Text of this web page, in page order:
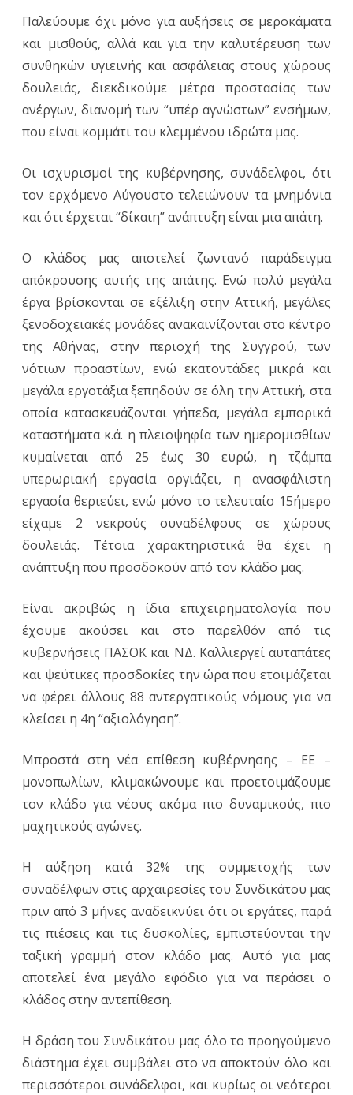
Παλεύουμε όχι μόνο για αυξήσεις σε μεροκάματα
και μισθούς, αλλά και για την καλυτέρευση των
συνθηκών υγιεινής και ασφάλειας στους χώρους
δουλειάς, διεκδικούμε μέτρα προστασίας των
ανέργων, διανομή των “υπέρ αγνώστων” ενσήμων,
που είναι κομμάτι του κλεμμένου ιδρώτα μας.
Οι ισχυρισμοί της κυβέρνησης, συνάδελφοι, ότι
τον ερχόμενο Αύγουστο τελειώνουν τα μνημόνια
και ότι έρχεται “δίκαιη” ανάπτυξη είναι μια απάτη.
Ο κλάδος μας αποτελεί ζωντανό παράδειγμα
απόκρουσης αυτής της απάτης. Ενώ πολύ μεγάλα
έργα βρίσκονται σε εξέλιξη στην Αττική, μεγάλες
ξενοδοχειακές μονάδες ανακαινίζονται στο κέντρο
της Αθήνας, στην περιοχή της Συγγρού, των
νότιων προαστίων, ενώ εκατοντάδες μικρά και
μεγάλα εργοτάξια ξεπηδούν σε όλη την Αττική, στα
οποία κατασκευάζονται γήπεδα, μεγάλα εμπορικά
καταστήματα κ.ά. η πλειοψηφία των ημερομισθίων
κυμαίνεται από 25 έως 30 ευρώ, η τζάμπα
υπερωριακή εργασία οργιάζει, η ανασφάλιστη
εργασία θεριεύει, ενώ μόνο το τελευταίο 15ήμερο
είχαμε 2 νεκρούς συναδέλφους σε χώρους
δουλειάς. Τέτοια χαρακτηριστικά θα έχει η
ανάπτυξη που προσδοκούν από τον κλάδο μας.
Είναι ακριβώς η ίδια επιχειρηματολογία που
έχουμε ακούσει και στο παρελθόν από τις
κυβερνήσεις ΠΑΣΟΚ και ΝΔ. Καλλιεργεί αυταπάτες
και ψεύτικες προσδοκίες την ώρα που ετοιμάζεται
να φέρει άλλους 88 αντεργατικούς νόμους για να
κλείσει η 4η “αξιολόγηση”.
Μπροστά στη νέα επίθεση κυβέρνησης – ΕΕ –
μονοπωλίων, κλιμακώνουμε και προετοιμάζουμε
τον κλάδο για νέους ακόμα πιο δυναμικούς, πιο
μαχητικούς αγώνες.
Η αύξηση κατά 32% της συμμετοχής των
συναδέλφων στις αρχαιρεσίες του Συνδικάτου μας
πριν από 3 μήνες αναδεικνύει ότι οι εργάτες, παρά
τις πιέσεις και τις δυσκολίες, εμπιστεύονται την
ταξική γραμμή στον κλάδο μας. Αυτό για μας
αποτελεί ένα μεγάλο εφόδιο για να περάσει ο
κλάδος στην αντεπίθεση.
Η δράση του Συνδικάτου μας όλο το προηγούμενο
διάστημα έχει συμβάλει στο να αποκτούν όλο και
περισσότεροι συνάδελφοι, και κυρίως οι νεότεροι